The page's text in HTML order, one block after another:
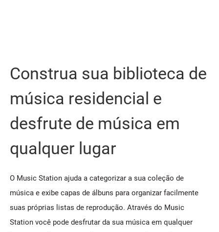
Construa sua biblioteca de
música residencial e
desfrute de música em
qualquer lugar
O Music Station ajuda a categorizar a sua coleção de
música e exibe capas de álbuns para organizar facilmente
suas próprias listas de reprodução. Através do Music
Station você pode desfrutar da sua música em qualquer